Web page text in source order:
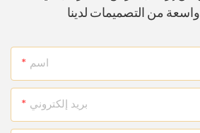
من التصميمات لدينا
اسم
بريد إلكتروني